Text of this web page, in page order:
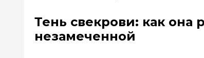
Тень свекрови: как она
незамеченной